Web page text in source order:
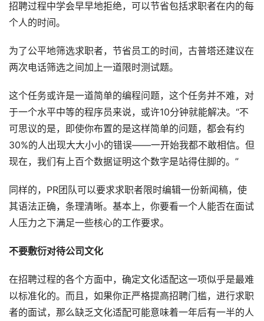
招聘过程中学会早早地拒绝，可以节省包括求职者在内的每
个人的时间。
为了公平地筛选求职者，节省员工的时间，古普塔还建议在
两次电话筛选之间加上一道限时测试题。
这个任务或许是一道简单的编程问题，这个任务并不难，对
于一个水平中等的程序员来说，或许10分钟就能解决。“不
可思议的是，即使你布置的是这样简单的问题，都会有约
30%的人出现大大小小的错误——一开始我都不敢相信。但
现在，我们有上百个数据证明这个数字是站得住脚的。”
同样的，PR团队可以要求求职者限时编辑一份新闻稿，使
其语法正确，条理清晰。基本上，你要看一个人能否在面试
人压力之下满足一些核心的工作要求。
不要敷衍对待公司文化
在招聘过程的各个方面中，确定文化适配这一项似乎是最难
以标准化的。而且，如果你正严格提高招聘门槛，进行求职
者的面试，那么缺乏文化适配可能意味着一年后有一半的人